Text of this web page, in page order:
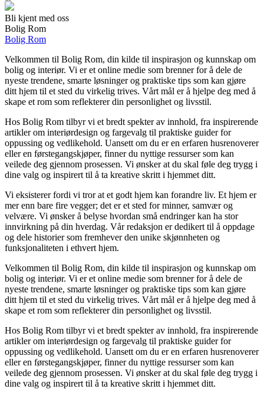
Bli kjent med oss
Bolig Rom
Bolig Rom
Velkommen til Bolig Rom, din kilde til inspirasjon og kunnskap om
bolig og interiør. Vi er et online medie som brenner for å dele de
nyeste trendene, smarte løsninger og praktiske tips som kan gjøre
ditt hjem til et sted du virkelig trives. Vårt mål er å hjelpe deg med å
skape et rom som reflekterer din personlighet og livsstil.
Hos Bolig Rom tilbyr vi et bredt spekter av innhold, fra inspirerende
artikler om interiørdesign og fargevalg til praktiske guider for
oppussing og vedlikehold. Uansett om du er en erfaren husrenoverer
eller en førstegangskjøper, finner du nyttige ressurser som kan
veilede deg gjennom prosessen. Vi ønsker at du skal føle deg trygg i
dine valg og inspirert til å ta kreative skritt i hjemmet ditt.
Vi eksisterer fordi vi tror at et godt hjem kan forandre liv. Et hjem er
mer enn bare fire vegger; det er et sted for minner, samvær og
velvære. Vi ønsker å belyse hvordan små endringer kan ha stor
innvirkning på din hverdag. Vår redaksjon er dedikert til å oppdage
og dele historier som fremhever den unike skjønnheten og
funksjonaliteten i ethvert hjem.
Velkommen til Bolig Rom, din kilde til inspirasjon og kunnskap om
bolig og interiør. Vi er et online medie som brenner for å dele de
nyeste trendene, smarte løsninger og praktiske tips som kan gjøre
ditt hjem til et sted du virkelig trives. Vårt mål er å hjelpe deg med å
skape et rom som reflekterer din personlighet og livsstil.
Hos Bolig Rom tilbyr vi et bredt spekter av innhold, fra inspirerende
artikler om interiørdesign og fargevalg til praktiske guider for
oppussing og vedlikehold. Uansett om du er en erfaren husrenoverer
eller en førstegangskjøper, finner du nyttige ressurser som kan
veilede deg gjennom prosessen. Vi ønsker at du skal føle deg trygg i
dine valg og inspirert til å ta kreative skritt i hjemmet ditt.